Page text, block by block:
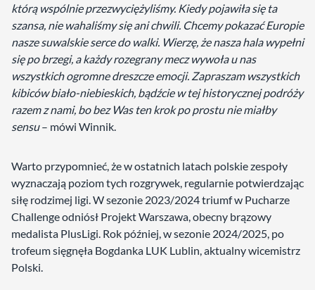
którą wspólnie przezwyciężyliśmy. Kiedy pojawiła się ta
szansa, nie wahaliśmy się ani chwili. Chcemy pokazać Europie
nasze suwalskie serce do walki. Wierzę, że nasza hala wypełni
się po brzegi, a każdy rozegrany mecz wywoła u nas
wszystkich ogromne dreszcze emocji. Zapraszam wszystkich
kibiców biało-niebieskich, bądźcie w tej historycznej podróży
razem z nami, bo bez Was ten krok po prostu nie miałby
sensu– mówi Winnik.
Warto przypomnieć, że w ostatnich latach polskie zespoły
wyznaczają poziom tych rozgrywek, regularnie potwierdzając
siłę rodzimej ligi. W sezonie 2023/2024 triumf w Pucharze
Challenge odniósł Projekt Warszawa, obecny brązowy
medalista PlusLigi. Rok później, w sezonie 2024/2025, po
trofeum sięgnęła Bogdanka LUK Lublin, aktualny wicemistrz
Polski.